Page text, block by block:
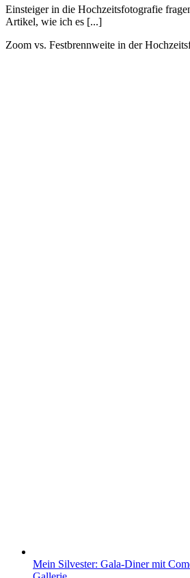
Einsteiger in die Hochzeitsfotografie
Artikel, wie ich es [...]
Zoom vs. Festbrennweite in der
Mein Silvester: Gala-Diner mit